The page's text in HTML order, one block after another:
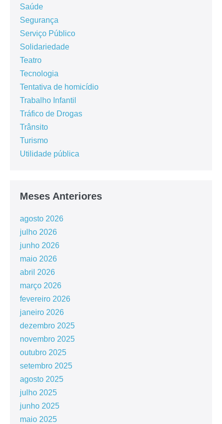
Saúde
Segurança
Serviço Público
Solidariedade
Teatro
Tecnologia
Tentativa de homicídio
Trabalho Infantil
Tráfico de Drogas
Trânsito
Turismo
Utilidade pública
Meses Anteriores
agosto 2026
julho 2026
junho 2026
maio 2026
abril 2026
março 2026
fevereiro 2026
janeiro 2026
dezembro 2025
novembro 2025
outubro 2025
setembro 2025
agosto 2025
julho 2025
junho 2025
maio 2025